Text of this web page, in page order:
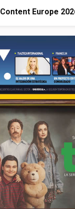
Content Europe